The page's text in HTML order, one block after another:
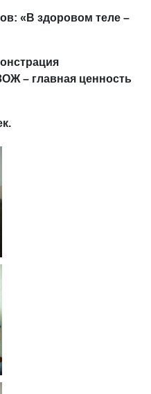
«В здоровом теле –
– главная ценность